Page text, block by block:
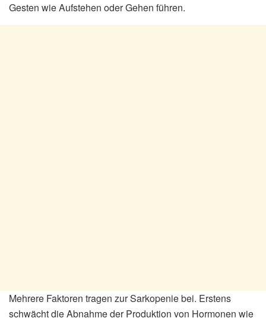
Gesten wie Aufstehen oder Gehen führen.
Mehrere Faktoren tragen zur Sarkopenie bei. Erstens
schwächt die Abnahme der Produktion von Hormonen wie